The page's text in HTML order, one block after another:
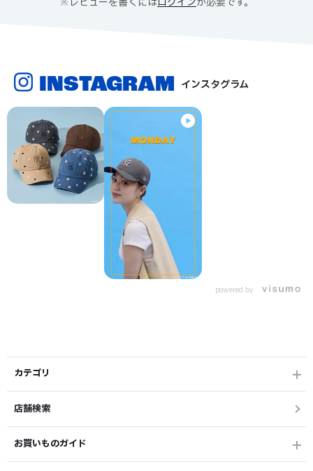
INSTAGRAM インスタグラム
powered by
カテゴリ
店舗検索
お買いものガイド